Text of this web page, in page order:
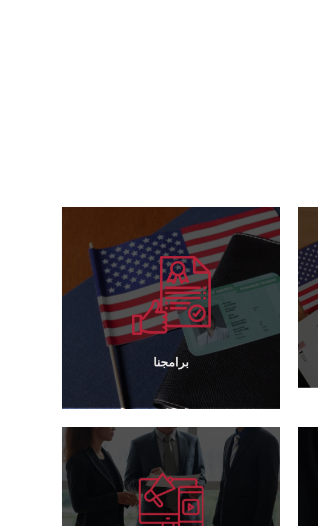
برامجنا
برامجنا
منح الاعتماد الأمريكي الدولي للمؤسسات
والأفراد لكافة التخصصات
يتعلم أكثر
بالتعاون.
يتعلم أكثر